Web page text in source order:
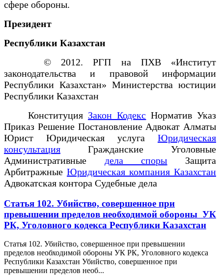
сфере обороны.
Президент
Республики Казахстан
© 2012. РГП на ПХВ «Институт
законодательства и правовой информации
Республики Казахстан» Министерства юстиции
Республики Казахстан
Конституция Закон Кодекс Норматив Указ
Приказ Решение Постановление Адвокат Алматы
Юрист Юридическая услуга Юридическая
консультация Гражданские Уголовные
Административные дела споры Защита
Арбитражные Юридическая компания Казахстан
Адвокатская контора Судебные дела
Статья 102. Убийство, совершенное при
превышении пределов необходимой обороны УК
РК, Уголовного кодекса Республики Казахстан
Статья 102. Убийство, совершенное при превышении
пределов необходимой обороны УК РК, Уголовного кодекса
Республики Казахстан Убийство, совершенное при
превышении пределов необ...